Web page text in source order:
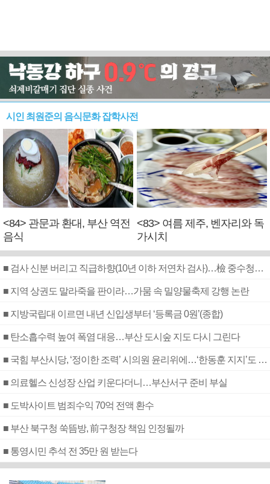
시인 최원준의 음식문화 잡학사전
<84> 관문과 환대, 부산 역전
음식
<83> 여름 제주, 벤자리와 독
가시치
■ 검사 신분 버리고 직급하향(10년 이하 저연차 검사)…檢 중수청행 기피
■ 지역 상권도 말라죽을 판이라…가뭄 속 밀양물축제 강행 논란
■ 지방국립대 이르면 내년 신입생부터 ‘등록금 0원’(종합)
■ 탄소흡수력 높여 폭염 대응…부산 도시숲 지도 다시 그린다
■ 국힘 부산시당, ‘정이한 조력’ 시의원 윤리위에…‘한동훈 지지’도 신고접수
■ 의료헬스 신성장 산업 키운다더니…부산서구 준비 부실
■ 도박사이트 범죄수익 70억 전액 환수
■ 부산 북구청 쑥뜸방, 前구청장 책임 인정될까
■ 통영시민 추석 전 35만 원 받는다